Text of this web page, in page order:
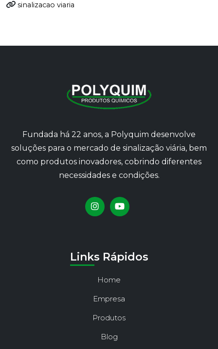
sinalizacao viaria
Fundada há 22 anos, a Polyquim desenvolve
soluções para o mercado de sinalização viária, bem
como produtos inovadores, cobrindo diferentes
necessidades e condições.
Links Rápidos
Home
Empresa
Produtos
Blog